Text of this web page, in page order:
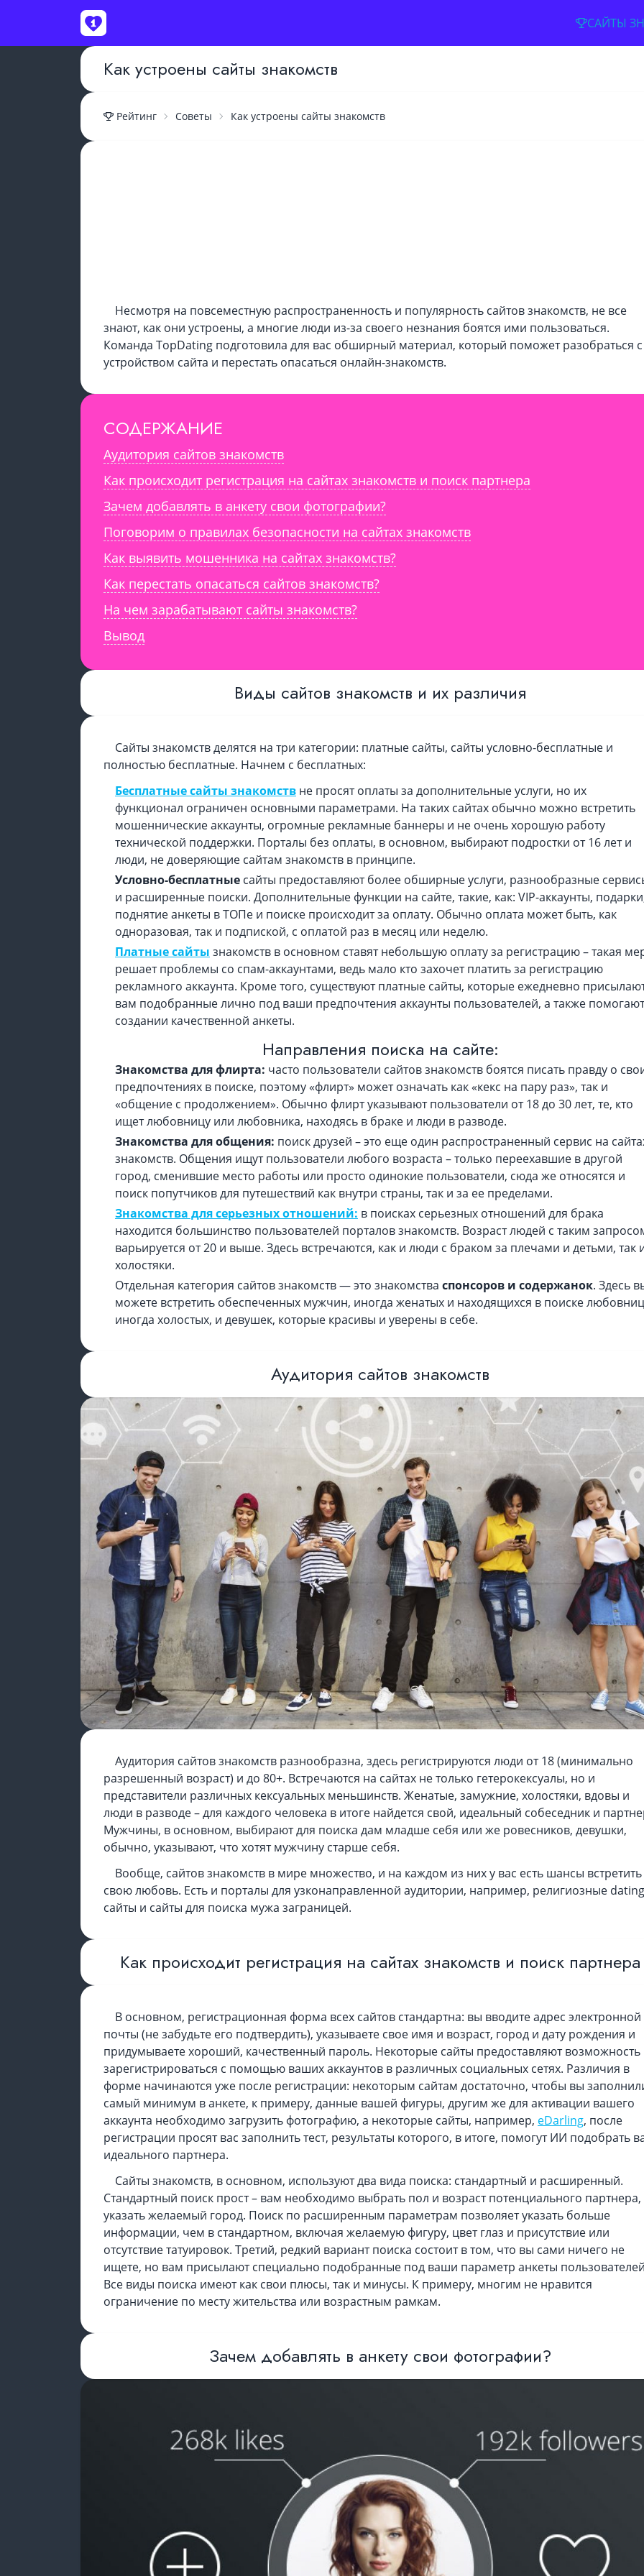
САЙТЫ
Как устроены сайты знакомств
Рейтинг Советы Как устроены сайты знакомств
Несмотря на повсеместную распространенность и популярность сайтов знакомств, не все
знают, как они устроены, а многие люди из-за своего незнания боятся ими пользоваться.
Команда TopDating подготовила для вас обширный материал, который поможет разобраться с
устройством сайта и перестать опасаться онлайн-знакомств.
СОДЕРЖАНИЕ
Аудитория сайтов знакомств
Как происходит регистрация на сайтах знакомств и поиск партнера
Зачем добавлять в анкету свои фотографии?
Поговорим о правилах безопасности на сайтах знакомств
Как выявить мошенника на сайтах знакомств?
Как перестать опасаться сайтов знакомств?
На чем зарабатывают сайты знакомств?
Вывод
Виды сайтов знакомств и их различия
Сайты знакомств делятся на три категории: платные сайты, сайты условно-бесплатные и
полностью бесплатные. Начнем с бесплатных:
Бесплатные сайты знакомств не просят оплаты за дополнительные услуги, но их
функционал ограничен основными параметрами. На таких сайтах обычно можно встретить
мошеннические аккаунты, огромные рекламные баннеры и не очень хорошую работу
технической поддержки. Порталы без оплаты, в основном, выбирают подростки от 16 лет и
люди, не доверяющие сайтам знакомств в принципе.
Условно-бесплатные сайты предоставляют более обширные услуги, разнообразные
и расширенные поиски. Дополнительные функции на сайте, такие, как: VIP-аккаунты,
поднятие анкеты в ТОПе и поиске происходит за оплату. Обычно оплата может быть, как
одноразовая, так и подпиской, с оплатой раз в месяц или неделю.
Платные сайты знакомств в основном ставят небольшую оплату за регистрацию – такая
решает проблемы со спам-аккаунтами, ведь мало кто захочет платить за регистрацию
рекламного аккаунта. Кроме того, существуют платные сайты, которые ежедневно
вам подобранные лично под ваши предпочтения аккаунты пользователей, а также
создании качественной анкеты.
Направления поиска на сайте:
Знакомства для флирта: часто пользователи сайтов знакомств боятся писать правду о
предпочтениях в поиске, поэтому «флирт» может означать как «кекс на пару раз», так и
«общение с продолжением». Обычно флирт указывают пользователи от 18 до 30 лет, те, кто
ищет любовницу или любовника, находясь в браке и люди в разводе.
Знакомства для общения: поиск друзей – это еще один распространенный сервис на
знакомств. Общения ищут пользователи любого возраста – только переехавшие в другой
город, сменившие место работы или просто одинокие пользователи, сюда же относятся и
поиск попутчиков для путешествий как внутри страны, так и за ее пределами.
Знакомства для серьезных отношений: в поисках серьезных отношений для брака
находится большинство пользователей порталов знакомств. Возраст людей с таким
варьируется от 20 и выше. Здесь встречаются, как и люди с браком за плечами и детьми, так
холостяки.
Отдельная категория сайтов знакомств — это знакомства спонсоров и содержанок. Здесь
можете встретить обеспеченных мужчин, иногда женатых и находящихся в поиске
иногда холостых, и девушек, которые красивы и уверены в себе.
Аудитория сайтов знакомств
Аудитория сайтов знакомств разнообразна, здесь регистрируются люди от 18 (минимально
разрешенный возраст) и до 80+. Встречаются на сайтах не только гетерокексуалы, но и
представители различных кексуальных меньшинств. Женатые, замужние, холостяки, вдовы и
люди в разводе – для каждого человека в итоге найдется свой, идеальный собеседник и
Мужчины, в основном, выбирают для поиска дам младше себя или же ровесников, девушки,
обычно, указывают, что хотят мужчину старше себя.
Вообще, сайтов знакомств в мире множество, и на каждом из них у вас есть шансы встретить
свою любовь. Есть и порталы для узконаправленной аудитории, например, религиозные
сайты и сайты для поиска мужа заграницей.
Как происходит регистрация на сайтах знакомств и поиск партнера
В основном, регистрационная форма всех сайтов стандартна: вы вводите адрес электронной
почты (не забудьте его подтвердить), указываете свое имя и возраст, город и дату рождения и
придумываете хороший, качественный пароль. Некоторые сайты предоставляют возможность
зарегистрироваться с помощью ваших аккаунтов в различных социальных сетях. Различия в
форме начинаются уже после регистрации: некоторым сайтам достаточно, чтобы вы
самый минимум в анкете, к примеру, данные вашей фигуры, другим же для активации вашего
аккаунта необходимо загрузить фотографию, а некоторые сайты, например, eDarling, после
регистрации просят вас заполнить тест, результаты которого, в итоге, помогут ИИ подобрать
идеального партнера.
Сайты знакомств, в основном, используют два вида поиска: стандартный и расширенный.
Стандартный поиск прост – вам необходимо выбрать пол и возраст потенциального партнера,
указать желаемый город. Поиск по расширенным параметрам позволяет указать больше
информации, чем в стандартном, включая желаемую фигуру, цвет глаз и присутствие или
отсутствие татуировок. Третий, редкий вариант поиска состоит в том, что вы сами ничего не
ищете, но вам присылают специально подобранные под ваши параметр анкеты
Все виды поиска имеют как свои плюсы, так и минусы. К примеру, многим не нравится
ограничение по месту жительства или возрастным рамкам.
Зачем добавлять в анкету свои фотографии?